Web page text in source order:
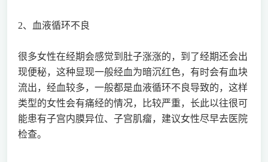
2、血液循环不良
很多女性在经期会感觉到肚子涨涨的，到了经期还会出
现便秘，这种显现一般经血为暗沉红色，有时会有血块
流出，经血较多，一般都是血液循环不良导致的，这样
类型的女性会有痛经的情况，比较严重，长此以往很可
能患有子宫内膜异位、子宫肌瘤，建议女性尽早去医院
检查。